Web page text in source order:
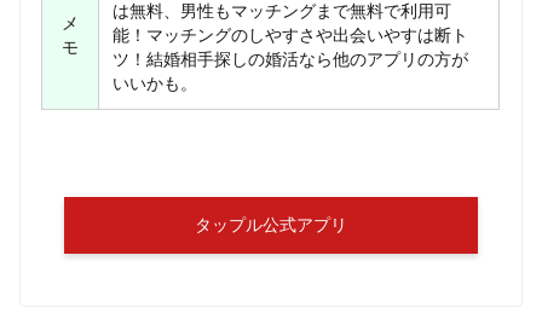
メ
モ
は無料、男性もマッチングまで無料で利用可
能！マッチングのしやすさや出会いやすは断ト
ツ！結婚相手探しの婚活なら他のアプリの方が
いいかも。
タップル公式アプリ